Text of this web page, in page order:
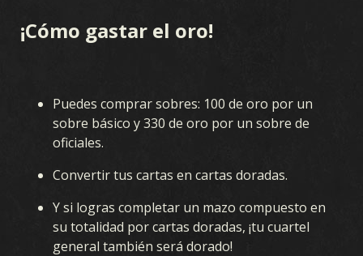
¡Cómo gastar el oro!
Puedes comprar sobres: 100 de oro por un
sobre básico y 330 de oro por un sobre de
oficiales.
Convertir tus cartas en cartas doradas.
Y si logras completar un mazo compuesto en
su totalidad por cartas doradas, ¡tu cuartel
general también será dorado!